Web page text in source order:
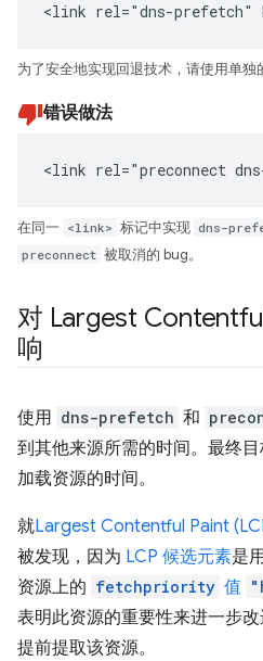
<link rel="dns-prefetch"
为了安全地实现回退技术，请使用单独
错误做法
<link rel="preconnect
在同一 <link> 标记中实现 dns-
preconnect 被取消的 bug。
对 Largest
响
使用 dns-prefetch 和
到其他来源所需的时间。最终
加载资源的时间。
就Largest Contentful Paint
被发现，因为 LCP 候选元素是
资源上的 fetchpriority 值
表明此资源的重要性来进一步
提前提取该资源。